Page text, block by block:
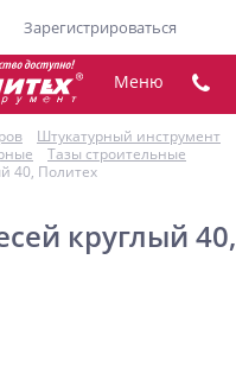
Меню
Штукатурный инструмент
Тазы строительные
40, Политех
круглый 40,
Зарегистрироваться